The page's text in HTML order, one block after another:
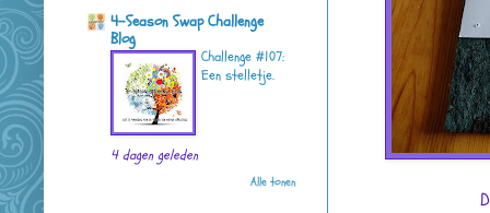
4-Season Swap Challenge
Blog
Challenge #107:
Een stelletje.
4 dagen geleden
Alle tonen